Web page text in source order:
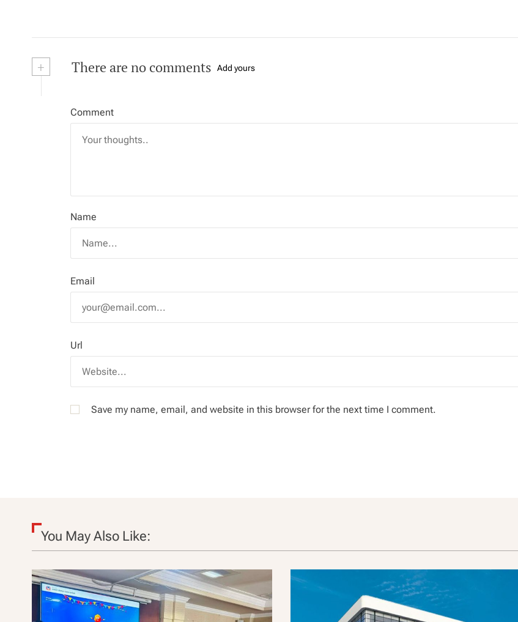
+ There are no comments Add yours
Comment
Name
Email
Url
Save my name, email, and website in this browser for the next time I comment.
You May Also Like: